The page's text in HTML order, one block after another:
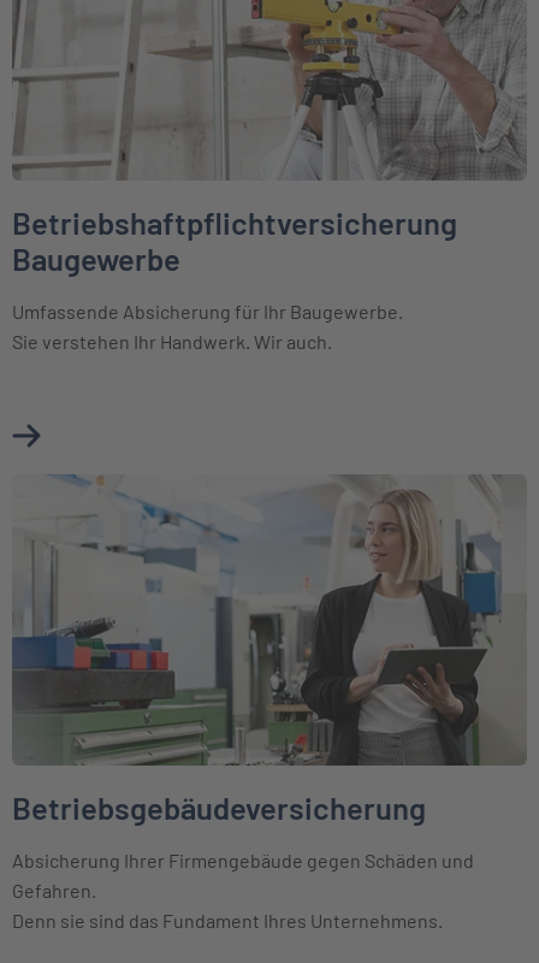
Betriebshaftpflichtversicherung
Baugewerbe
Umfassende Absicherung für Ihr Baugewerbe.
Sie verstehen Ihr Handwerk. Wir auch.
Mehr über Betriebshaftpflichtversicherung Baugewerbe
Weiter zu Betriebsgebäudeversicherung
Betriebsgebäudeversicherung
Absicherung Ihrer Firmengebäude gegen Schäden und
Gefahren.
Denn sie sind das Fundament Ihres Unternehmens.